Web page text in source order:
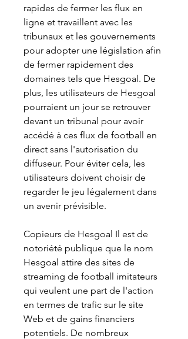
rapides de fermer les flux en
ligne et travaillent avec les
tribunaux et les gouvernements
pour adopter une législation afin
de fermer rapidement des
domaines tels que Hesgoal. De
plus, les utilisateurs de Hesgoal
pourraient un jour se retrouver
devant un tribunal pour avoir
accédé à ces flux de football en
direct sans l'autorisation du
diffuseur. Pour éviter cela, les
utilisateurs doivent choisir de
regarder le jeu légalement dans
un avenir prévisible.
Copieurs de Hesgoal Il est de
notoriété publique que le nom
Hesgoal attire des sites de
streaming de football imitateurs
qui veulent une part de l'action
en termes de trafic sur le site
Web et de gains financiers
potentiels. De nombreux